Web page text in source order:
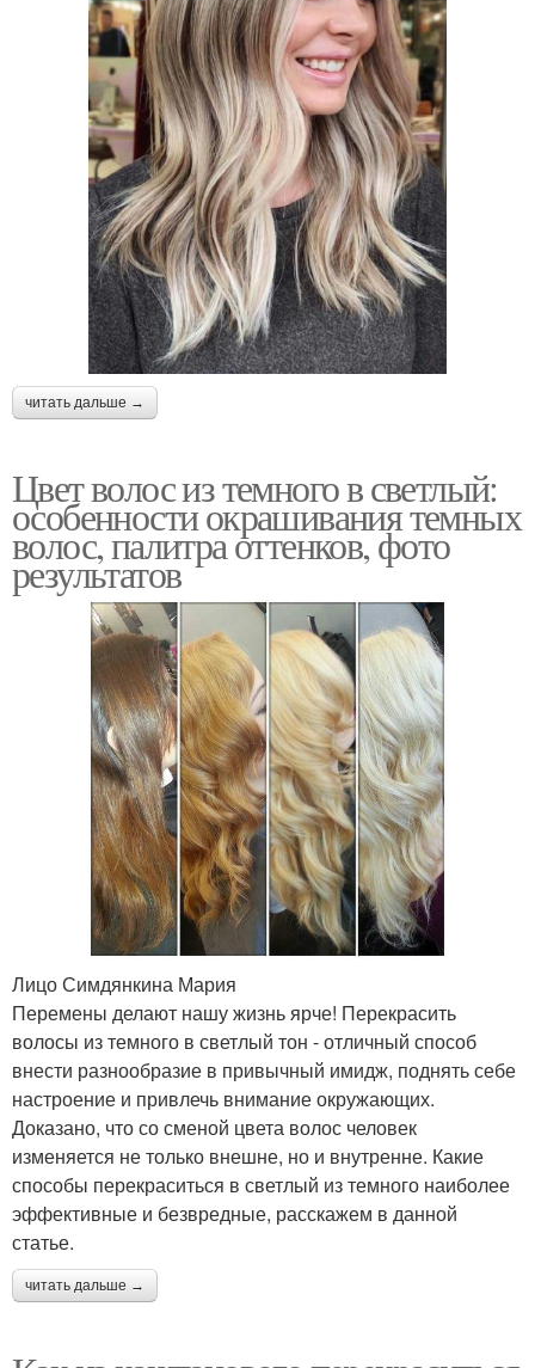
читать дальше →
Цвет волос из темного в светлый:
особенности окрашивания темных
волос, палитра оттенков, фото
результатов
Лицо Симдянкина Мария
Перемены делают нашу жизнь ярче! Перекрасить
волосы из темного в светлый тон - отличный способ
внести разнообразие в привычный имидж, поднять себе
настроение и привлечь внимание окружающих.
Доказано, что со сменой цвета волос человек
изменяется не только внешне, но и внутренне. Какие
способы перекраситься в светлый из темного наиболее
эффективные и безвредные, расскажем в данной
статье.
читать дальше →